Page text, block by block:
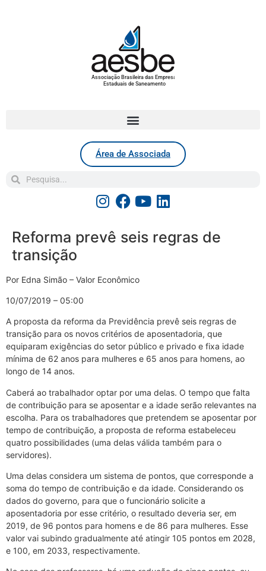
Associação Brasileira das Empresas
Estaduais de Saneamento
Área de Associada
Reforma prevê seis regras de
transição
Por Edna Simão – Valor Econômico
10/07/2019 – 05:00
A proposta da reforma da Previdência prevê seis regras de
transição para os novos critérios de aposentadoria, que
equiparam exigências do setor público e privado e fixa idade
mínima de 62 anos para mulheres e 65 anos para homens, ao
longo de 14 anos.
Caberá ao trabalhador optar por uma delas. O tempo que falta
de contribuição para se aposentar e a idade serão relevantes na
escolha. Para os trabalhadores que pretendem se aposentar por
tempo de contribuição, a proposta de reforma estabeleceu
quatro possibilidades (uma delas válida também para o
servidores).
Uma delas considera um sistema de pontos, que corresponde a
soma do tempo de contribuição e da idade. Considerando os
dados do governo, para que o funcionário solicite a
aposentadoria por esse critério, o resultado deveria ser, em
2019, de 96 pontos para homens e de 86 para mulheres. Esse
valor vai subindo gradualmente até atingir 105 pontos em 2028,
e 100, em 2033, respectivamente.